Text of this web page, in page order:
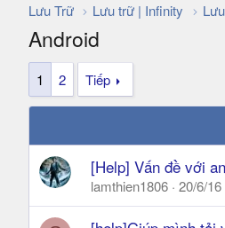
Lưu Trữ Lưu trữ | Infinity
Android
1 2 Tiếp
[Help] Vấn đề với
lamthien1806 20/6/16